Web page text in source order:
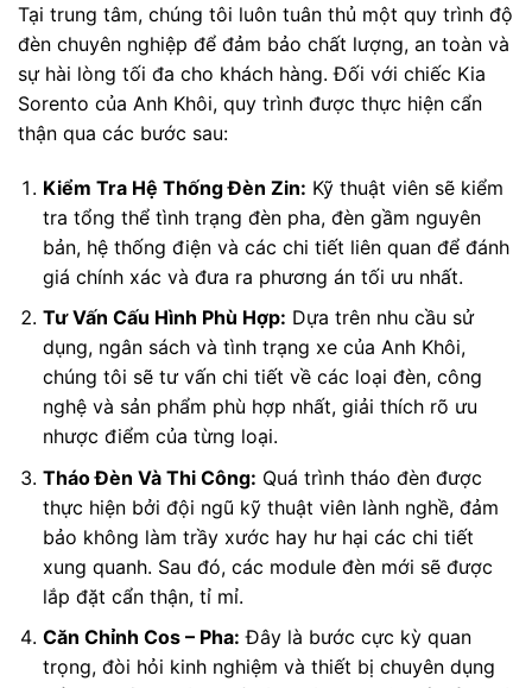
Tại trung tâm, chúng tôi luôn tuân thủ một quy trình độ
đèn chuyên nghiệp để đảm bảo chất lượng, an toàn và
sự hài lòng tối đa cho khách hàng. Đối với chiếc Kia
Sorento của Anh Khôi, quy trình được thực hiện cẩn
thận qua các bước sau:
Kiểm Tra Hệ Thống Đèn Zin: Kỹ thuật viên sẽ kiểm
tra tổng thể tình trạng đèn pha, đèn gầm nguyên
bản, hệ thống điện và các chi tiết liên quan để đánh
giá chính xác và đưa ra phương án tối ưu nhất.
Tư Vấn Cấu Hình Phù Hợp: Dựa trên nhu cầu sử
dụng, ngân sách và tình trạng xe của Anh Khôi,
chúng tôi sẽ tư vấn chi tiết về các loại đèn, công
nghệ và sản phẩm phù hợp nhất, giải thích rõ ưu
nhược điểm của từng loại.
Tháo Đèn Và Thi Công: Quá trình tháo đèn được
thực hiện bởi đội ngũ kỹ thuật viên lành nghề, đảm
bảo không làm trầy xước hay hư hại các chi tiết
xung quanh. Sau đó, các module đèn mới sẽ được
lắp đặt cẩn thận, tỉ mỉ.
Căn Chỉnh Cos – Pha: Đây là bước cực kỳ quan
trọng, đòi hỏi kinh nghiệm và thiết bị chuyên dụng